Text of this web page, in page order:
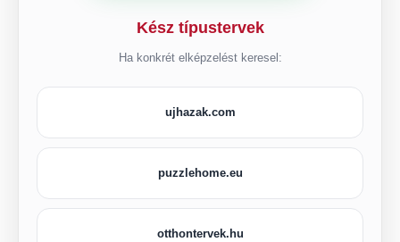
Kész típustervek
Ha konkrét elképzelést keresel:
ujhazak.com
puzzlehome.eu
otthontervek.hu